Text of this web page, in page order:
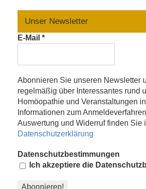
Unser Newsletter
E-Mail *
Abonnieren Sie unseren Newsletter
regelmäßig über Interessantes rund
Homöopathie und Veranstaltungen
Informationen zum
Auswertung und Widerruf finden Sie
Datenschutzerklärung
Datenschutzbestimmungen
Ich akzeptiere die